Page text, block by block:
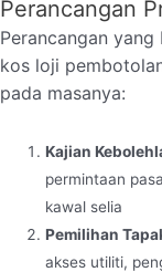
Perancangan
Perancangan
kos loji
pada masanya:
Kajian
permintaan
kawal selia
Pemilihan
akses utiliti,